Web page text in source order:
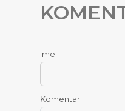
Ime
Komentar